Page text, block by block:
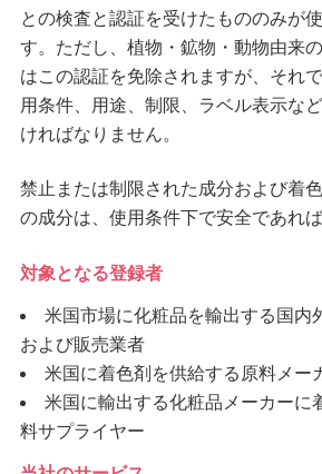
との検査と認証を受けたもののみが
す。ただし、植物・鉱物・動物由来
はこの認証を免除されますが、それ
用条件、用途、制限、ラベル表示な
ければなりません。
禁止または制限された成分および着
の成分は、使用条件下で安全であれ
対象となる登録者
米国市場に化粧品を輸出する国内
および販売業者
米国に着色剤を供給する原料メー
米国に輸出する化粧品メーカーに
料サプライヤー